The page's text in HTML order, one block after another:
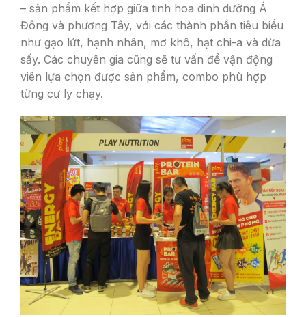
– sản phẩm kết hợp giữa tinh hoa dinh dưỡng Á
Đông và phương Tây, với các thành phần tiêu biểu
như gạo lứt, hạnh nhân, mơ khô, hạt chi-a và dừa
sấy. Các chuyên gia cũng sẽ tư vấn để vận động
viên lựa chọn được sản phẩm, combo phù hợp
từng cư ly chạy.